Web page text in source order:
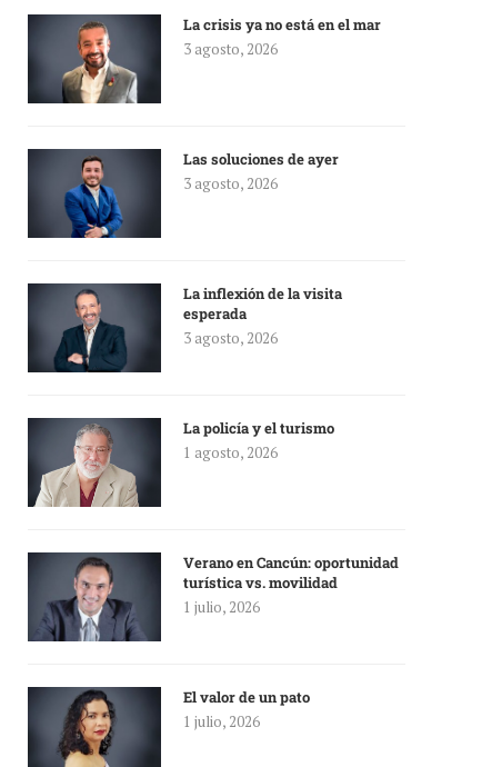
La crisis ya no está en el mar
3 agosto, 2026
Las soluciones de ayer
3 agosto, 2026
La inflexión de la visita
esperada
3 agosto, 2026
La policía y el turismo
1 agosto, 2026
Verano en Cancún: oportunidad
turística vs. movilidad
1 julio, 2026
El valor de un pato
1 julio, 2026